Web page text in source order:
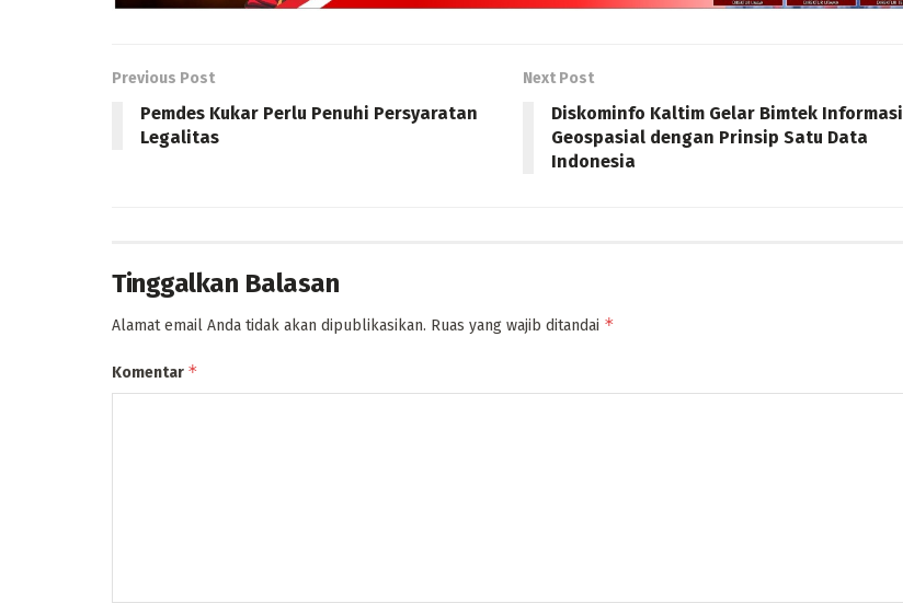
Previous Post
Pemdes Kukar Perlu Penuhi Persyaratan
Legalitas
Next Post
Diskominfo Kaltim Gelar Bimtek Informasi
Geospasial dengan Prinsip Satu Data
Indonesia
Tinggalkan Balasan
Alamat email Anda tidak akan dipublikasikan. Ruas yang wajib ditandai *
Komentar *